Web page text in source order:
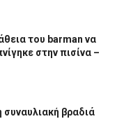
του barman να
στην πισίνα –
βραδιά